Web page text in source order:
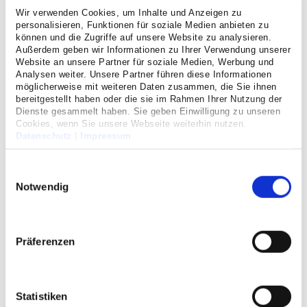
Wir verwenden Cookies, um Inhalte und Anzeigen zu
personalisieren, Funktionen für soziale Medien anbieten zu
können und die Zugriffe auf unsere Website zu analysieren.
Außerdem geben wir Informationen zu Ihrer Verwendung unserer
Website an unsere Partner für soziale Medien, Werbung und
Analysen weiter. Unsere Partner führen diese Informationen
möglicherweise mit weiteren Daten zusammen, die Sie ihnen
bereitgestellt haben oder die sie im Rahmen Ihrer Nutzung der
Dienste gesammelt haben. Sie geben Einwilligung zu unseren
Cookies, wenn Sie unsere Webseite weiterhin nutzen.
Datenschutz
Impressum
Notwendig
Präferenzen
Statistiken
Regel operativ versorgt. Als besonderes Risiko bei der
Unterschenkelfraktur besteht die Gefahr einer durch
Schwellung bedingten Druckzunahme in den Muskellogen,
wodurch die innerhalb dieser Logen verlaufenden Nerven
und Gefäße komprimiert werden, was neben
Gefühlsstörungen Durchblutungsstörungen zur Folge
haben kann (Kompartmentsyndrom). Hierbei ist eine
sofortige Eröffnung der Haut und Muskellogen
vorgebrachten Nagel. Es kommen jedoch auch Schrauben
und selten auch Platten zum Einsatz. Eine starke
In Abhängigkeit der Bruchform und Versorgung des
Monate dauern. Eine Materialentfernung empfehlen wir